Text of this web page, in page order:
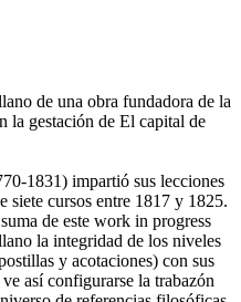
de una obra fundadora de la
la gestación de El capital de
1831) impartió sus lecciones
siete cursos entre 1817 y 1825.
de este work in progress
la integridad de los niveles
y acotaciones) con sus
así configurarse la trabazón